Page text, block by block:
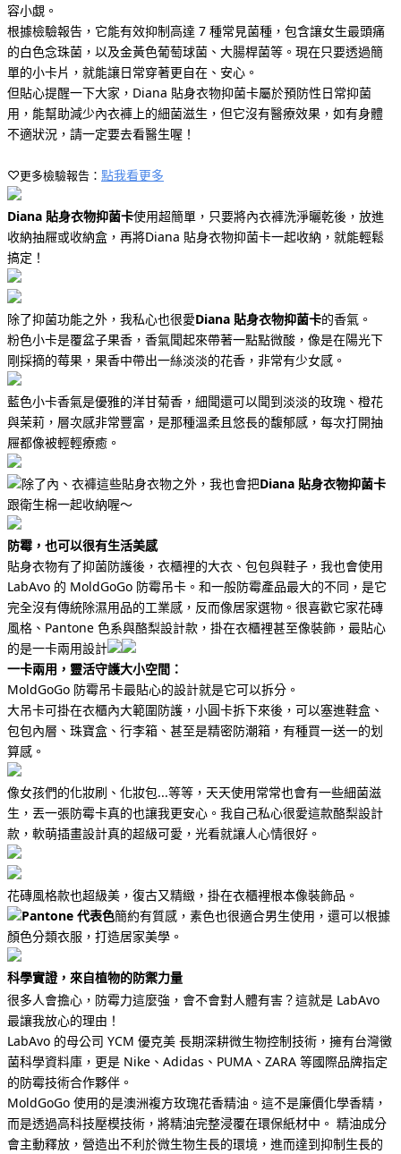
容小覷。
根據檢驗報告，它能有效抑制高達 7 種常見菌種，包含讓女生最頭痛
的白色念珠菌，以及金黃色葡萄球菌、大腸桿菌等。現在只要透過簡
單的小卡片，就能讓日常穿著更自在、安心。
但貼心提醒一下大家 ，Diana 貼身衣物抑菌卡屬於預防性日常抑菌
用，能幫助減少內衣褲上的細菌滋生，但它沒有醫療效果，如有身體
不適狀況，請一定要去看醫生喔！
♡更多檢驗報告： 點我看更多
Diana 貼身衣物抑菌卡使用超簡單，只要將內衣褲洗淨曬乾後，放進
收納抽屜或收納盒，再將Diana 貼身衣物抑菌卡一起收納，就能輕鬆
搞定！
除了抑菌功能之外，我私心也很愛Diana 貼身衣物抑菌卡的香氣。
粉色小卡是覆盆子果香，香氣聞起來帶著一點點微酸，像是在陽光下
剛採摘的莓果，果香中帶出一絲淡淡的花香，非常有少女感。
藍色小卡香氣是優雅的洋甘菊香，細聞還可以聞到淡淡的玫瑰、橙花
與茉莉，層次感非常豐富，是那種溫柔且悠長的馥郁感，每次打開抽
屜都像被輕輕療癒。
除了內、衣褲這些貼身衣物之外，我也會把Diana 貼身衣物抑菌卡
跟衛生棉一起收納喔～
防霉，也可以很有生活美感
貼身衣物有了抑菌防護後，衣櫃裡的大衣、包包與鞋子，我也會使用
LabAvo 的 MoldGoGo 防霉吊卡。 和一般防霉產品最大的不同，是它
完全沒有傳統除濕用品的工業感，反而像居家選物。很喜歡它家花磚
風格、Pantone 色系與酪梨設計款，掛在衣櫃裡甚至像裝飾，最貼心
的是一卡兩用設計
一卡兩用，靈活守護大小空間：
MoldGoGo 防霉吊卡最貼心的設計就是它可以拆分。
大吊卡可掛在衣櫃內大範圍防護，小圓卡拆下來後，可以塞進鞋盒、
包包內層、珠寶盒、行李箱、甚至是精密防潮箱，有種買一送一的划
算感。
像女孩們的化妝刷、化妝包...等等，天天使用常常也會有一些細菌滋
生，丟一張防霉卡真的也讓我更安心。我自己私心很愛這款酪梨設計
款，軟萌插畫設計真的超級可愛，光看就讓人心情很好。
花磚風格款也超級美，復古又精緻，掛在衣櫃裡根本像裝飾品。
Pantone 代表色簡約有質感，素色也很適合男生使用，還可以根據
顏色分類衣服，打造居家美學。
科學實證，來自植物的防禦力量
很多人會擔心，防霉力這麼強，會不會對人體有害？這就是 LabAvo
最讓我放心的理由！
LabAvo 的母公司 YCM 優克美 長期深耕微生物控制技術，擁有台灣黴
菌科學資料庫，更是 Nike、Adidas、PUMA、ZARA 等國際品牌指定
的防霉技術合作夥伴。
MoldGoGo 使用的是澳洲複方玫瑰花香精油。這不是廉價化學香精，
而是透過高科技壓模技術，將精油完整浸覆在環保紙材中。 精油成分
會主動釋放，營造出不利於微生物生長的環境，進而達到抑制生長的